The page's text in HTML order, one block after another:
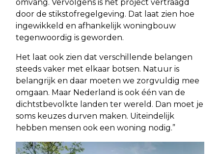
omvang. Vervolgens is het project vertraagd
door de stikstofregelgeving. Dat laat zien hoe
ingewikkeld en afhankelijk woningbouw
tegenwoordig is geworden.
Het laat ook zien dat verschillende belangen
steeds vaker met elkaar botsen. Natuur is
belangrijk en daar moeten we zorgvuldig mee
omgaan. Maar Nederland is ook één van de
dichtstbevolkte landen ter wereld. Dan moet je
soms keuzes durven maken. Uiteindelijk
hebben mensen ook een woning nodig.”